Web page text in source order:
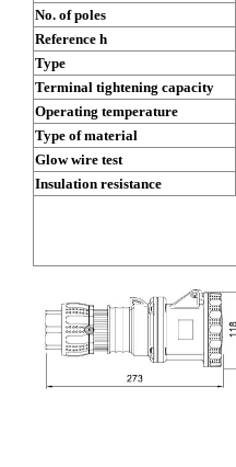
No. of poles
Reference h
Type
Terminal tightening capacity
Operating temperature
Type of material
Glow wire test
Insulation resistance